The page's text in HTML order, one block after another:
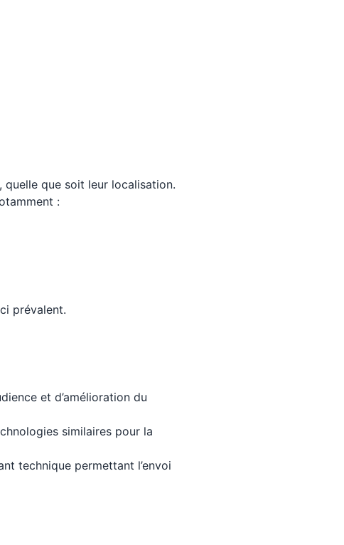
, quelle que soit leur localisation.
:
prévalent.
et d’amélioration du
similaires pour la
technique permettant l’envoi